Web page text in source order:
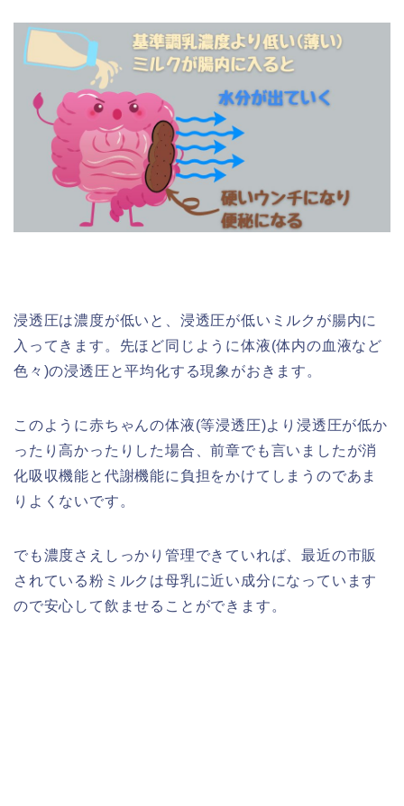
浸透圧は濃度が低いと、浸透圧が低いミルクが腸内に
入ってきます。先ほど同じように体液(体内の血液など
色々)の浸透圧と平均化する現象がおきます。
このように赤ちゃんの体液(等浸透圧)より浸透圧が低か
ったり高かったりした場合、前章でも言いましたが消
化吸収機能と代謝機能に負担をかけてしまうのであま
りよくないです。
でも濃度さえしっかり管理できていれば、最近の市販
されている粉ミルクは母乳に近い成分になっています
ので安心して飲ませることができます。